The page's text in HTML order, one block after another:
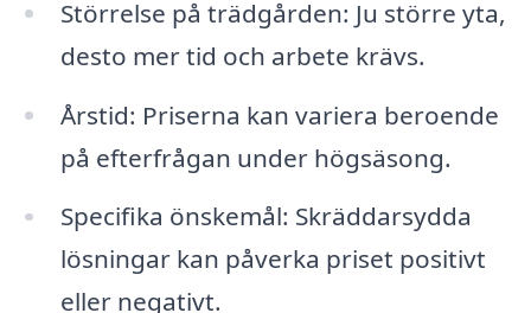
Störrelse på trädgården: Ju större yta,
desto mer tid och arbete krävs.
Årstid: Priserna kan variera beroende
på efterfrågan under högsäsong.
Specifika önskemål: Skräddarsydda
lösningar kan påverka priset positivt
eller negativt.